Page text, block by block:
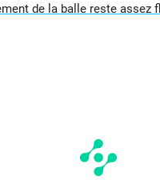
de la balle reste assez